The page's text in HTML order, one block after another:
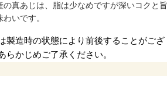
の真あじは、脂は少なめですが深いコクと旨
いです。
製造時の状態により前後することがござ
らかじめご了承ください。